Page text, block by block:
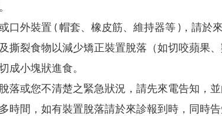
口外裝置 ( 帽套、橡皮筋、維持器等 )，請於
撕裂食物以減少矯正裝置脫落（如切咬蘋果、
成小塊狀進食。
落或您不清楚之緊急狀況，請先來電告知，
時間，如有裝置脫落請於來診報到時，同時